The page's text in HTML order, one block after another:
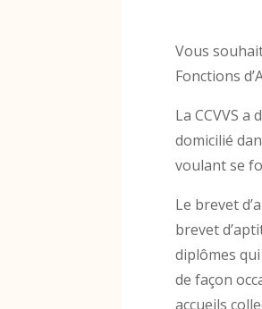
Vous
Fonctions
La CCVVS
domicilié
voulant se
Le brevet
brevet
diplômes
de façon
accueils